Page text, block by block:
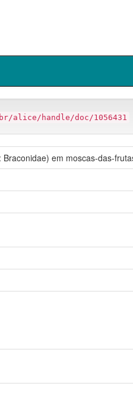
alice/handle/doc/1056431
em moscas-das-